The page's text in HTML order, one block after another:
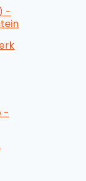
-
-